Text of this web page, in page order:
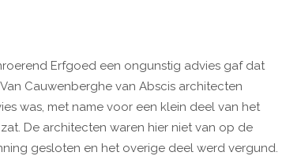
Erfgoed een ongunstig advies gaf dat
Cauwenberghe van Abscis architecten
was, met name voor een klein deel van het
De architecten waren hier niet van op de
gesloten en het overige deel werd vergund.